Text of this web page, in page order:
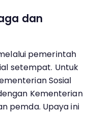
dan
pemerintah
setempat. Untuk
Sosial
Kementerian
pemda. Upaya ini